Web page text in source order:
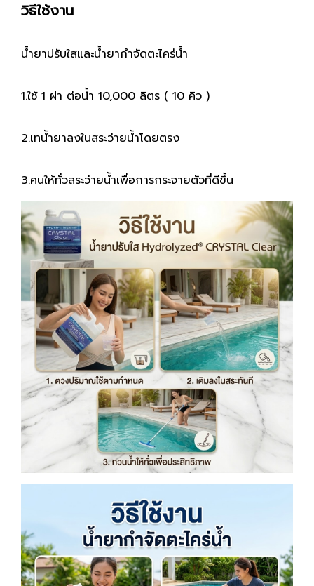
วิธีใช้งาน
น้ำยาปรับใสและน้ำยากำจัดตะไคร่น้ำ
1.ใช้ 1 ฝา ต่อน้ำ 10,000 ลิตร ( 10 คิว )
2.เทน้ำยาลงในสระว่ายน้ำโดยตรง
3.คนให้ทั่วสระว่ายน้ำเพื่อการกระจายตัวที่ดีขึ้น